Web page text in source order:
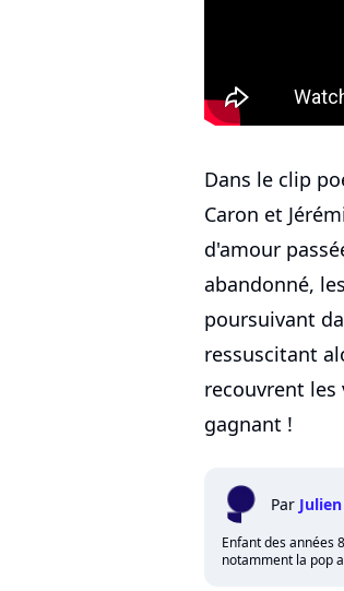
Dans le clip
Caron et
d'amour
abandonné,
poursuivant
ressuscitant
recouvrent
gagnant !
Par Julien
Enfant des années
notamment la pop